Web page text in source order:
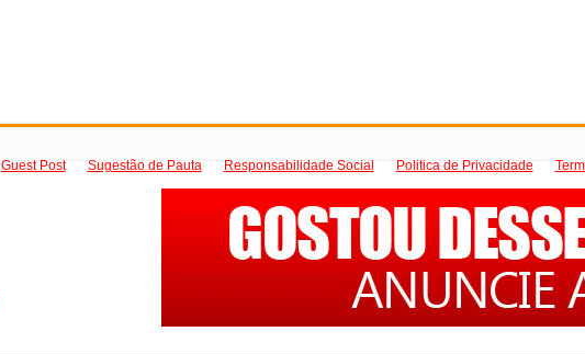
Guest Post Sugestão de Pauta Responsabilidade Social Politica de Privacidade